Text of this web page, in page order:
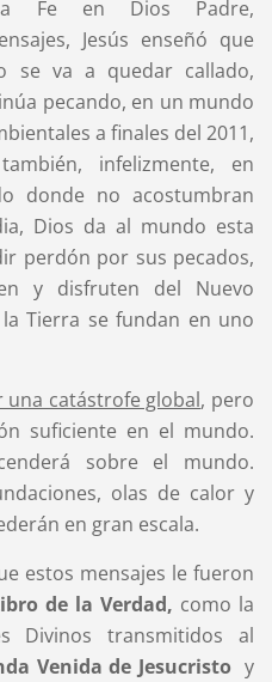
Fe en Dios Padre,
Jesús enseñó que
se va a quedar callado,
pecando, en un mundo
a finales del 2011,
infelizmente, en
donde no acostumbran
Dios da al mundo esta
perdón por sus pecados,
y disfruten del Nuevo
Tierra se fundan en uno
una catástrofe global, pero
suficiente en el mundo.
sobre el mundo.
olas de calor y
en gran escala.
estos mensajes le fueron
de la Verdad, como la
Divinos transmitidos al
Venida de Jesucristoy